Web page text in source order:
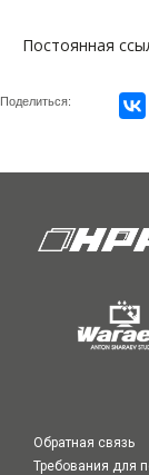
Постоянная
Поделиться:
Обратная связь
Требования для